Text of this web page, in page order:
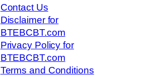
Contact Us
Disclaimer for
BTEBCBT.com
Privacy Policy for
BTEBCBT.com
Terms and Conditions